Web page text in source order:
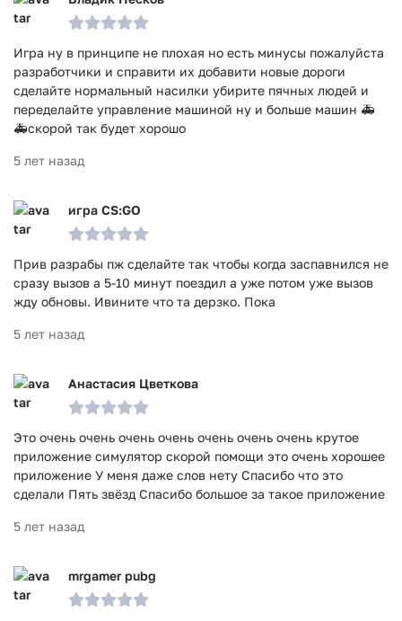
Игра ну в принципе не плохая но есть минусы пожалуйста
разработчики и справити их добавити новые дороги
сделайте нормальный насилки убирите пячных людей и
переделайте управление машиной ну и больше машин 🚑
🚑скорой так будет хорошо
5 лет назад
игра CS:GO
Прив разрабы пж сделайте так чтобы когда заспавнился не
сразу вызов а 5-10 минут поездил а уже потом уже вызов
жду обновы. Ивините что та дерзко. Пока
5 лет назад
Анастасия Цветкова
Это очень очень очень очень очень очень очень крутое
приложение симулятор скорой помощи это очень хорошее
приложение У меня даже слов нету Спасибо что это
сделали Пять звёзд Спасибо большое за такое приложение
5 лет назад
mrgamer pubg